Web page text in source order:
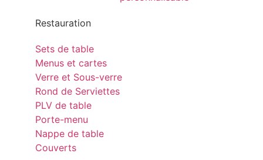
Restauration
Sets de table
Menus et cartes
Verre et Sous-verre
Rond de Serviettes
PLV de table
Porte-menu
Nappe de table
Couverts